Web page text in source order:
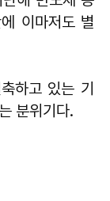
이마저도 별
하고 있는 기
분위기다.